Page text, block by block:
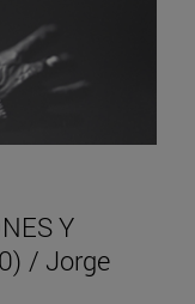
Y
/ Jorge